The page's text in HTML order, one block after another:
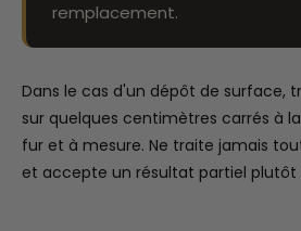
remplacement.
Dans le cas d'un dépôt de surface,
sur quelques centimètres carrés à
fur et à mesure. Ne traite jamais
et accepte un résultat partiel plutôt